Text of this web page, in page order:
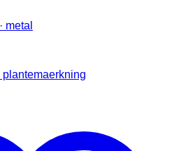
metal